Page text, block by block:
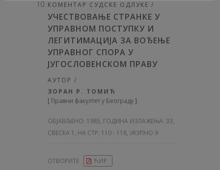
КОМЕНТАР СУДСКЕ ОДЛУКЕ /
УЧЕСТВОВАЊЕ СТРАНКЕ У
УПРАВНОМ ПОСТУПКУ И
ЛЕГИТИМАЦИЈА ЗА ВОЂЕЊЕ
УПРАВНОГ СПОРА У
ЈУГОСЛОВЕНСКОМ ПPABУ
АУТОР /
ЗОРАН Р. ТОМИЋ
[ Правни факултет у Београду]
ОБЈАВЉЕНО: 1985, ГОДИНА ИЗЛАЖЕЊА: 33,
СВЕСКА 1, НА СТР. 110 - 118, УКУПНО 9
ОТВОРИТЕ ЋИР